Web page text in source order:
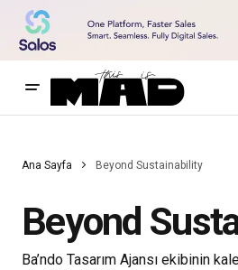
Ana Sayfa Beyond Sustainability
Beyond
Ba’ndo Tasarım Ajansı ekibinin